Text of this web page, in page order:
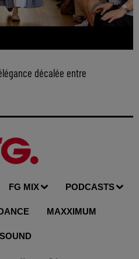
décalée entre
FG MIX PODCASTS
MAXXIMUM